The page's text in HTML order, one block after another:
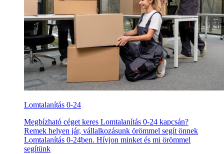
Lomtalanítás 0-24
Megbízható céget keres Lomtalanítás 0-24 kapcsán?
Remek helyen jár, vállalkozásunk örömmel segít önnek
Lomtalanítás 0-24ben. Hívjon minket és mi örömmel
segítünk